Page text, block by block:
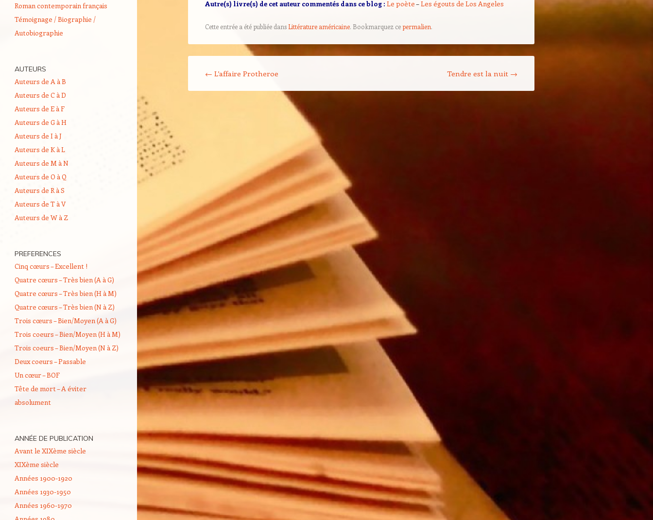
Autre(s) livre(s) de cet auteur commentés dans ce blog : Le poète–Les égouts de Los Angeles
Cette entrée a été publiée dansLittérature américaine. Bookmarquez cepermalien.
← L’affaire Protheroe Tendre est la nuit →
Roman contemporain français
Témoignage / Biographie /
Autobiographie
AUTEURS
Auteurs de A à B
Auteurs de C à D
Auteurs de E à F
Auteurs de G à H
Auteurs de I à J
Auteurs de K à L
Auteurs de M à N
Auteurs de O à Q
Auteurs de R à S
Auteurs de T à V
Auteurs de W à Z
PREFERENCES
Cinq cœurs – Excellent !
Quatre cœurs – Très bien (A à G)
Quatre cœurs – Très bien (H à M)
Quatre cœurs – Très bien (N à Z)
Trois cœurs – Bien/Moyen (A à G)
Trois coeurs – Bien/Moyen (H à M)
Trois coeurs – Bien/Moyen (N à Z)
Deux coeurs – Passable
Un cœur – BOF
Tête de mort – A éviter
absolument
ANNÉE DE PUBLICATION
Avant le XIXème siècle
XIXème siècle
Années 1900-1920
Années 1930-1950
Années 1960-1970